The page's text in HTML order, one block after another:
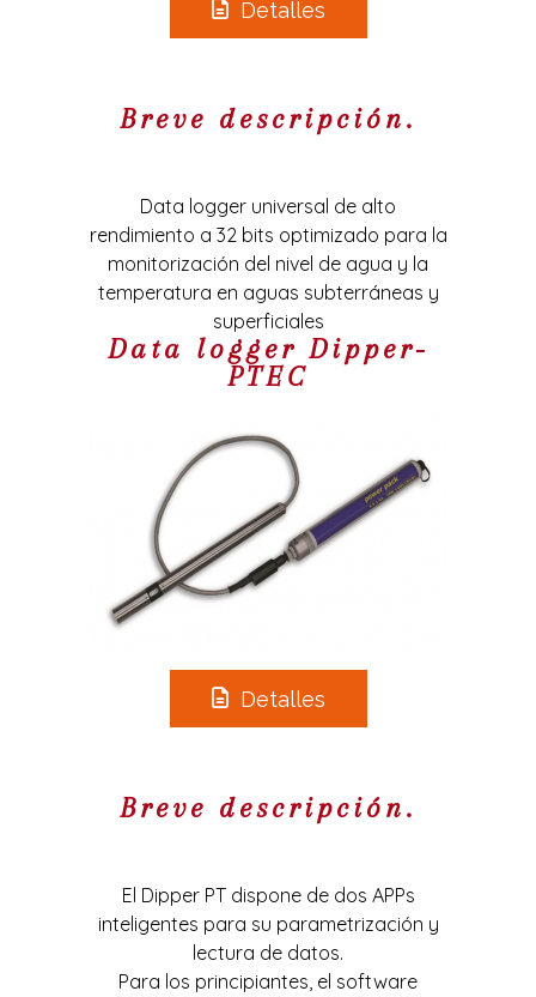
Detalles
Breve descripción.
Data logger universal de alto
rendimiento a 32 bits optimizado para la
monitorización del nivel de agua y la
temperatura en aguas subterráneas y
superficiales
Data logger Dipper-
PTEC
Detalles
Breve descripción.
El Dipper PT dispone de dos APPs
inteligentes para su parametrización y
lectura de datos.
Para los principiantes, el software